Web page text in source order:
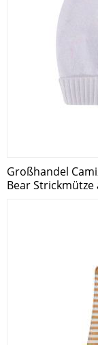
Großhandel
Bear Strickmütze